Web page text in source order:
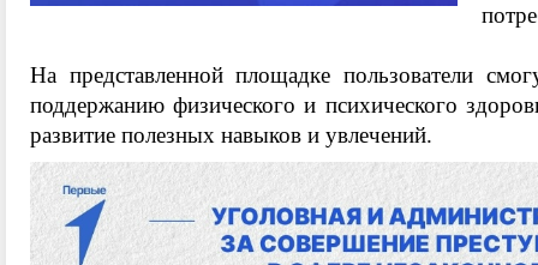
На представленной площадке пользователи
поддержанию физического и психического
развитие полезных навыков и увлечений.